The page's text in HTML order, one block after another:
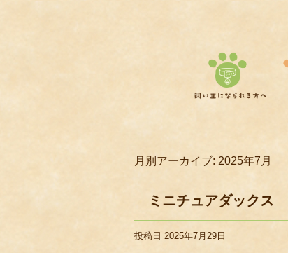
月別アーカイブ: 2025年7月
ミニチュアダック
投稿日 2025年7月29日